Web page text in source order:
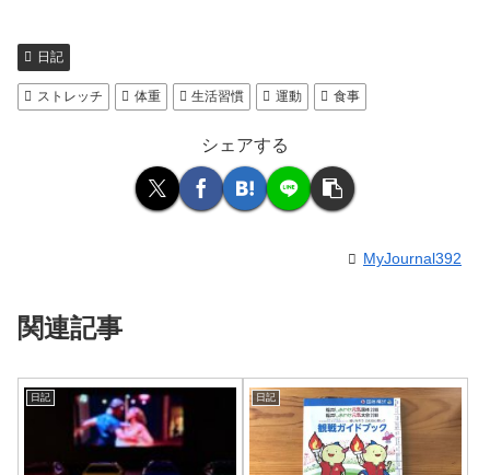
日記
ストレッチ 体重 生活習慣 運動 食事
シェアする
MyJournal392
関連記事
日記 日記